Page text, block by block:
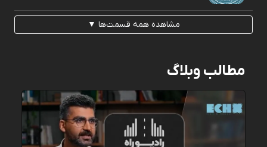
مشاهده همه قسمت‌ها ▼
مطالب وبلاگ